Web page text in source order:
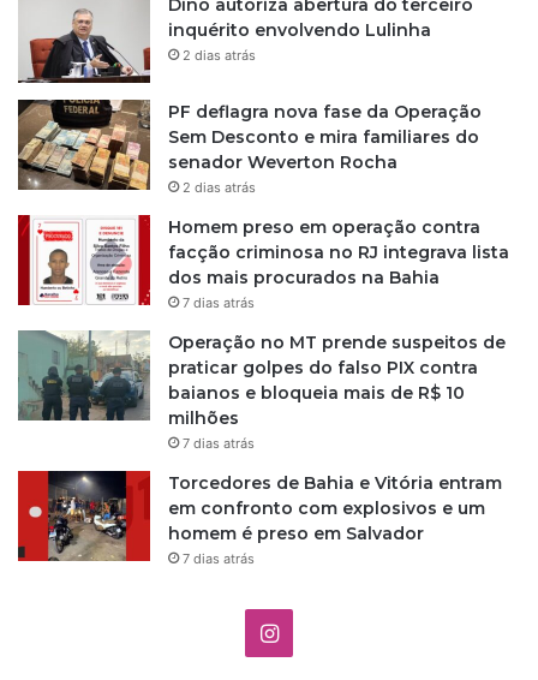
Dino autoriza abertura do terceiro
inquérito envolvendo Lulinha
2 dias atrás
PF deflagra nova fase da Operação
Sem Desconto e mira familiares do
senador Weverton Rocha
2 dias atrás
Homem preso em operação contra
facção criminosa no RJ integrava lista
dos mais procurados na Bahia
7 dias atrás
Operação no MT prende suspeitos de
praticar golpes do falso PIX contra
baianos e bloqueia mais de R$ 10
milhões
7 dias atrás
Torcedores de Bahia e Vitória entram
em confronto com explosivos e um
homem é preso em Salvador
7 dias atrás
I